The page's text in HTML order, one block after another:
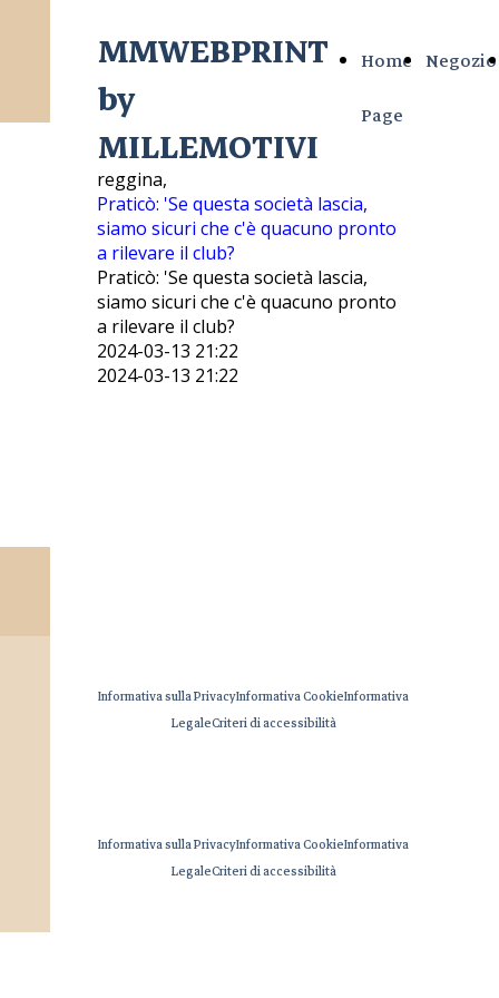
MMWEBPRINT
by
MILLEMOTIVI
Home
Page
Negozio
Informativa sulla PrivacyInformativa CookieInformativa
LegaleCriteri di accessibilità
reggina,
Praticò: 'Se questa società lascia,
siamo sicuri che c'è quacuno pronto
a rilevare il club?
Praticò: 'Se questa società lascia,
siamo sicuri che c'è quacuno pronto
a rilevare il club?
2024-03-13 21:22
2024-03-13 21:22
Informativa sulla PrivacyInformativa CookieInformativa
LegaleCriteri di accessibilità